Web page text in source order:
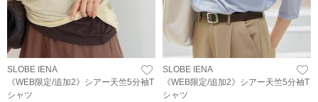
SLOBE IENA
《WEB限定/追加2》シアー天竺5分袖T
シャツ
SLOBE IENA
《WEB限定/追加2》シアー天竺5分袖T
シャツ